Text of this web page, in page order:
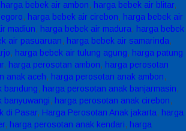
harga bebek air ambon, harga bebek air blitar,
, harga bebek air cirebon, harga bebek air
madiun, harga bebek air madura, harga bebek
air pasuaruan, harga bebek air samarinda,
, harga bebek air tulung agung, harga patung
, harga perosotan ambon, harga perosotan
anak aceh, harga perosotan anak ambon,
bandung, harga perosotan anak banjarmasin,
banyuwangi, harga perosotan anak cirebon,
di Pasar, Harga Perosotan Anak jakarta, harga
, harga perosotan anak kendari, harga